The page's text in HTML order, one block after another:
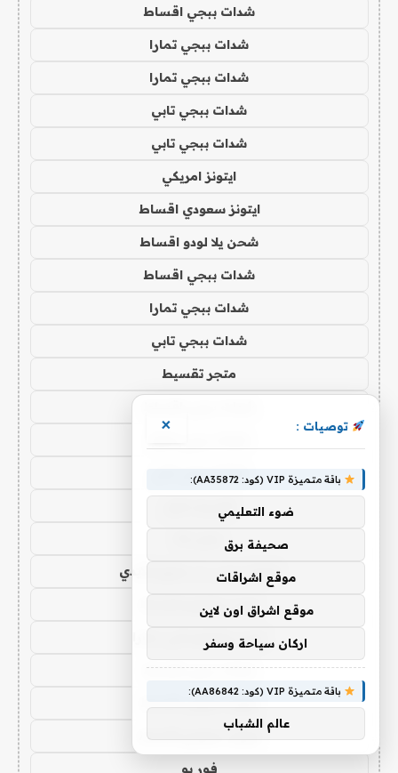
شدات ببجي اقساط
شدات ببجي تمارا
شدات ببجي تمارا
شدات ببجي تابي
شدات ببجي تابي
ايتونز امريكي
ايتونز سعودي اقساط
شحن يلا لودو اقساط
شدات ببجي اقساط
شدات ببجي تمارا
شدات ببجي تابي
متجر تقسيط
شدات ببجي عن طريق الايدي
شحن يلا لودو اقساط
شحن يلا لودو تابي تمارا
شدات ببجي اقساط
ايتونز امريكي اقساط
ايتونز سعودي اقساط
فور يو
توصيات : ×
باقة متميزة VIP (كود: AA35872):
ضوء التعليمي
صحيفة برق
موقع اشراقات
موقع اشراق اون لاين
اركان سياحة وسفر
باقة متميزة VIP (كود: AA86842):
عالم الشباب